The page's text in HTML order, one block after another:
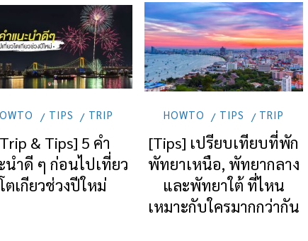
TIPS TRIP
& Tips] 5 คำ
นำดี ๆ ก่อนไปเที่ยว
โตเกียวช่วงปีใหม่
HOWTO TIPS TRIP
[Tips] เปรียบเทียบที่พัก
พัทยาเหนือ, พัทยากลาง
และพัทยาใต้ ที่ไหน
เหมาะกับใครมากกว่ากัน